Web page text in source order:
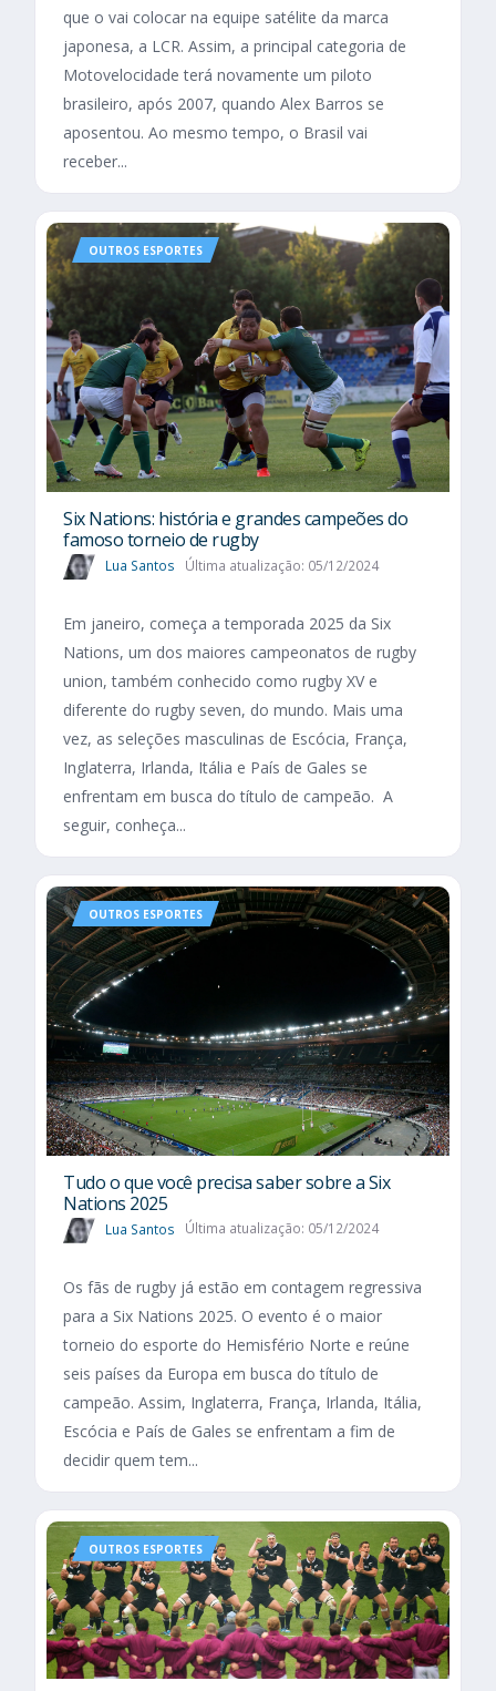
que o vai colocar na equipe satélite da marca
japonesa, a LCR. Assim, a principal categoria de
Motovelocidade terá novamente um piloto
brasileiro, após 2007, quando Alex Barros se
aposentou. Ao mesmo tempo, o Brasil vai
receber...
OUTROS ESPORTES
Six Nations​: história e grandes campeões do
famoso torneio de rugby
Lua Santos Última atualização: 05/12/2024
Em janeiro, começa a temporada 2025 da Six
Nations, um dos maiores campeonatos de rugby
union, também conhecido como rugby XV e
diferente do rugby seven, do mundo. Mais uma
vez, as seleções masculinas de Escócia, França,
Inglaterra, Irlanda, Itália e País de Gales se
enfrentam em busca do título de campeão. A
seguir, conheça...
OUTROS ESPORTES
Tudo o que você precisa saber sobre a Six
Nations 2025​
Lua Santos Última atualização: 05/12/2024
Os fãs de rugby já estão em contagem regressiva
para a Six Nations 2025. O evento é o maior
torneio do esporte do Hemisfério Norte e reúne
seis países da Europa em busca do título de
campeão. Assim, Inglaterra, França, Irlanda, Itália,
Escócia e País de Gales se enfrentam a fim de
decidir quem tem...
OUTROS ESPORTES